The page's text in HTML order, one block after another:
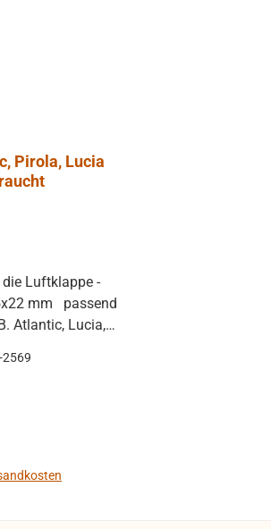
Pirola, Lucia
Atlantic, Lucia,
Rücksendungen
2569